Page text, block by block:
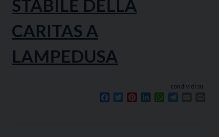
STABILE DELLA
CARITAS A
LAMPEDUSA
condividi su
Facebook
TwitterPinterestLinkedInWhatsApp